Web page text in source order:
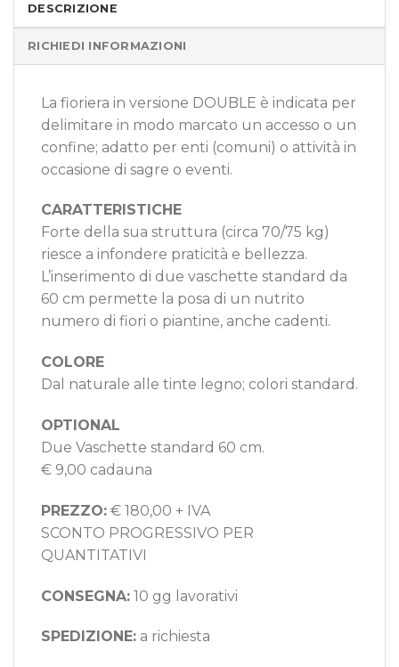
DESCRIZIONE
RICHIEDI INFORMAZIONI
La fioriera in versione DOUBLE è indicata per
delimitare in modo marcato un accesso o un
confine; adatto per enti (comuni) o attività in
occasione di sagre o eventi.
CARATTERISTICHE
Forte della sua struttura (circa 70/75 kg)
riesce a infondere praticità e bellezza.
L’inserimento di due vaschette standard da
60 cm permette la posa di un nutrito
numero di fiori o piantine, anche cadenti.
COLORE
Dal naturale alle tinte legno; colori standard.
OPTIONAL
Due Vaschette standard 60 cm.
€ 9,00 cadauna
PREZZO: € 180,00 + IVA
SCONTO PROGRESSIVO PER
QUANTITATIVI
CONSEGNA: 10 gg lavorativi
SPEDIZIONE: a richiesta